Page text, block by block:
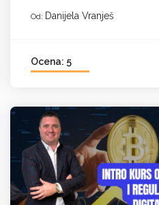
Od: Danijela Vranješ
Ocena: 5